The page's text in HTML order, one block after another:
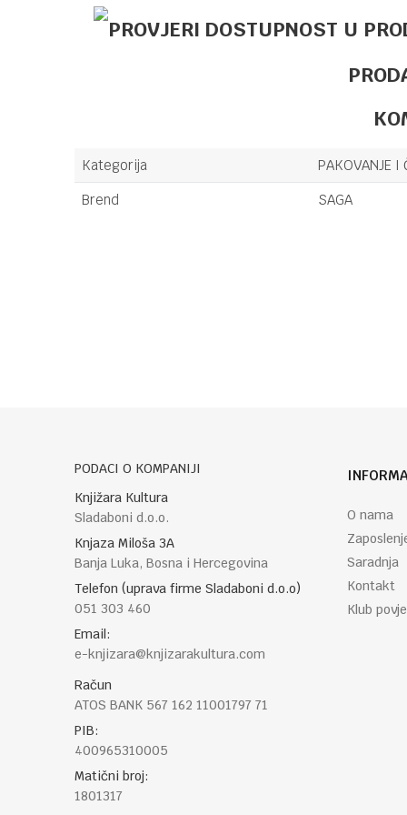
Kategorija
PAKOVANJE I
Brend
SAGA
PODACI O KOMPANIJI
Knjižara Kultura
Sladaboni d.o.o.
Knjaza Miloša 3A
Banja Luka, Bosna i Hercegovina
Telefon (uprava firme Sladaboni d.o.o)
051 303 460
Email:
e-knjizara@knjizarakultura.com
Račun
ATOS BANK 567 162 11001797 71
PIB:
400965310005
Matični broj:
1801317
O nama
Saradnja
Kontakt
Klub